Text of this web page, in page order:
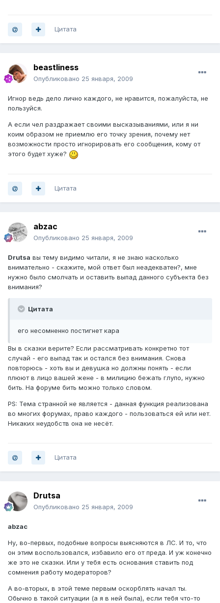
Цитата
beastliness
Опубликовано 25 января, 2009
Игнор ведь дело лично каждого, не нравится, пожалуйста, не
пользуйся.
А если чел раздражает своими высказываниями, или я ни
коим образом не приемлю его точку зрения, почему нет
возможности просто игнорировать его сообщения, кому от
этого будет хуже?
Цитата
abzac
Опубликовано 25 января, 2009
Drutsa вы тему видимо читали, я не знаю насколько
внимательно - скажите, мой ответ был неадекватен?, мне
нужно было смолчать и оставить выпад данного субъекта без
внимания?
Цитата
его несомненно постигнет кара
Вы в сказки верите? Если рассматривать конкретно тот
случай - его выпад так и остался без внимания. Снова
повторюсь - хоть вы и девушка но должны понять - если
плюют в лицо вашей жене - в милицию бежать глупо, нужно
бить. На форуме бить можно только словом.
PS: Тема странной не является - данная функция реализована
во многих форумах, право каждого - пользоваться ей или нет.
Никаких неудобств она не несёт.
Цитата
Drutsa
Опубликовано 25 января, 2009
abzac
Ну, во-первых, подобные вопросы выясняются в ЛС. И то, что
он этим воспользовался, избавило его от преда. И уж конечно
же это не сказки. Или у тебя есть основания ставить под
сомнения работу модераторов?
А во-вторых, в этой теме первым оскорблять начал ты.
Обычно в такой ситуации (а я в ней была), если тебя что-то